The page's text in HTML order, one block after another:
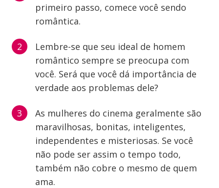
primeiro passo, comece você sendo
romântica.
Lembre-se que seu ideal de homem
romântico sempre se preocupa com
você. Será que você dá importância de
verdade aos problemas dele?
As mulheres do cinema geralmente são
maravilhosas, bonitas, inteligentes,
independentes e misteriosas. Se você
não pode ser assim o tempo todo,
também não cobre o mesmo de quem
ama.